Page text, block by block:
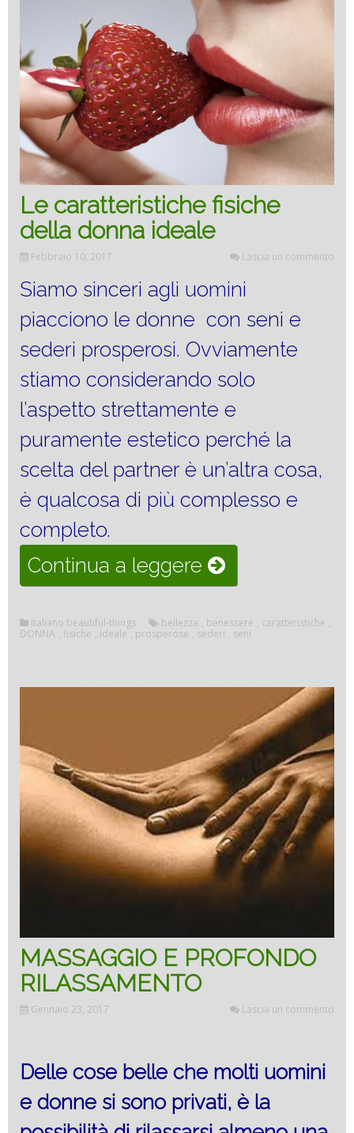
Le caratteristiche fisiche
della donna ideale
Febbraio 10, 2017 Lascia un commento
Siamo sinceri agli uomini
piacciono le donne con seni e
sederi prosperosi. Ovviamente
stiamo considerando solo
l’aspetto strettamente e
puramente estetico perché la
scelta del partner è un’altra cosa,
è qualcosa di più complesso e
completo.
Continua a leggere “Le
caratteristiche
fisiche
donna
ideale”
Italiano beautiful-things bellezza , benessere , caratteristiche ,
DONNA , fisiche , ideale , prosperose , sederi , seni
MASSAGGIO E PROFONDO
RILASSAMENTO
Gennaio 23, 2017 Lascia un commento
Delle cose belle che molti uomini
e donne si sono privati, è la